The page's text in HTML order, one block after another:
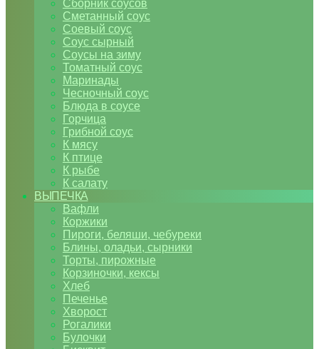
Сборник соусов
Сметанный соус
Соевый соус
Соус сырный
Соусы на зиму
Томатный соус
Маринады
Чесночный соус
Блюда в соусе
Горчица
Грибной соус
К мясу
К птице
К рыбе
К салату
ВЫПЕЧКА
Вафли
Коржики
Пироги, беляши, чебуреки
Блины, оладьи, сырники
Торты, пирожные
Корзиночки, кексы
Хлеб
Печенье
Хворост
Рогалики
Булочки